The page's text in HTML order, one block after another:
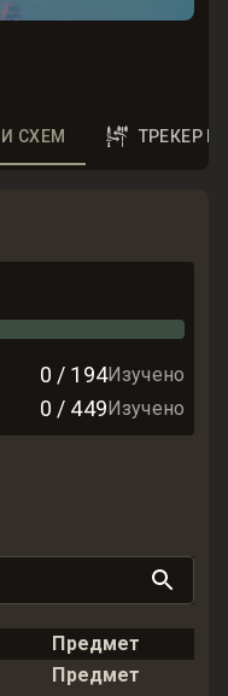
СХЕМ ТРЕКЕР
0 / 194Изучено
0 / 449Изучено
Предмет
Предмет